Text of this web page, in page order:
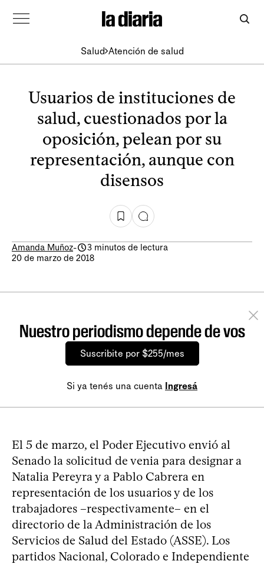
Salud Atención de salud
Usuarios de instituciones de
salud, cuestionados por la
oposición, pelean por su
representación, aunque con
disensos
Amanda Muñoz-
3 minutos de lectura
20 de marzo de 2018
Nuestro periodismo depende de vos
Suscribite por $255/mes
Si ya tenés una cuenta Ingresá
El 5 de marzo, el Poder Ejecutivo envió al
Senado la solicitud de venia para designar a
Natalia Pereyra y a Pablo Cabrera en
representación de los usuarios y de los
trabajadores –respectivamente– en el
directorio de la Administración de los
Servicios de Salud del Estado (ASSE). Los
partidos Nacional, Colorado e Independiente